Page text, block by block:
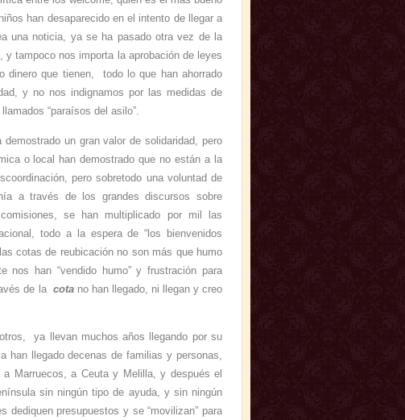
han desaparecido en el intento de llegar a
una noticia, ya se ha pasado otra vez de la
tampoco nos importa la aprobación de leyes
dinero que tienen, todo lo que han ahorrado
y no nos indignamos por las medidas de
“paraísos del asilo”.
un gran valor de solidaridad, pero
o local han demostrado que no están a la
pero sobretodo una voluntad de
a través de los grandes discursos sobre
se han multiplicado por mil las
todo a la espera de “los bienvenidos
cotas de reubicación no son más que humo
nos han “vendido humo” y frustración para
de la cota no han llegado, ni llegan y creo
ya llevan muchos años llegando por su
llegado decenas de familias y personas,
Marruecos, a Ceuta y Melilla, y después el
sin ningún tipo de ayuda, y sin ningún
dediquen presupuestos y se “movilizan” para